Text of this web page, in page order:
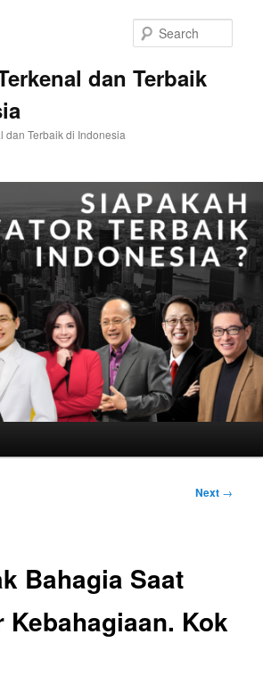
dan Terbaik
dan Terbaik di Indonesia
Next →
Bahagia Saat
Kebahagiaan. Kok